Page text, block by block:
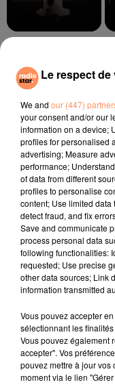
l'horoscope
Bélier
Cancer
Le respect
We and our (447)
your consent and/or our
information on a device;
profiles for personalised
advertising; Measure
performance;
of data from different
profiles to personalise
content; Use limited data
detect fraud, and fix
Save and communicate
process personal data
following functionalities:
requested; Use precise
other data sources; Link
information transmitted
Vous pouvez accepter
sélectionnant les
Vous pouvez également
accepter". Vos
pouvez mettre à jour vos
moment via le lien